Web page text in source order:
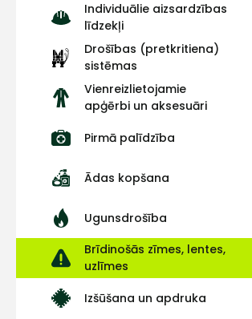
Individuālie aizsardzības
līdzekļi
Drošības (pretkritiena)
sistēmas
Vienreizlietojamie
apģērbi un aksesuāri
Pirmā palīdzība
Ādas kopšana
Ugunsdrošība
Brīdinošās zīmes, lentes,
uzlīmes
Izšūšana un apdruka